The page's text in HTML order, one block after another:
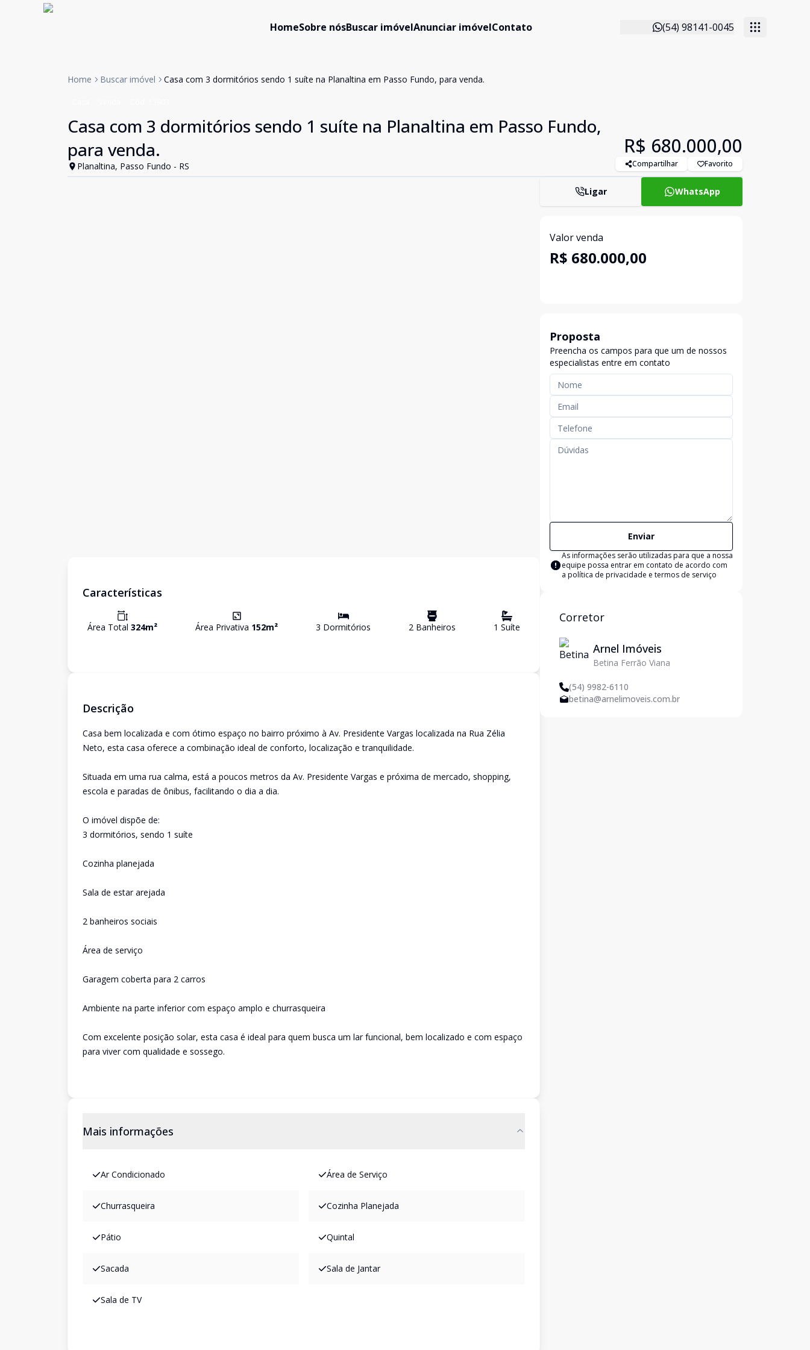
HomeSobre nósBuscar imóvelAnunciar imóvelContato (54) 98141-0045
Home Buscar imóvel Casa com 3 dormitórios sendo 1 suíte na Planaltina em Passo Fundo, para venda.
Casa com 3 dormitórios sendo 1 suíte na Planaltina em Passo Fundo,
para venda.
Planaltina, Passo Fundo - RS
R$ 680.000,00
Compartilhar Favorito
Características
Área Total 324m² Área Privativa 152m² 3 Dormitórios 2 Banheiros 1 Suíte
Descrição
Casa bem localizada e com ótimo espaço no bairro próximo à Av. Presidente Vargas localizada na Rua Zélia
Neto, esta casa oferece a combinação ideal de conforto, localização e tranquilidade.
Situada em uma rua calma, está a poucos metros da Av. Presidente Vargas e próxima de mercado, shopping,
escola e paradas de ônibus, facilitando o dia a dia.
O imóvel dispõe de:
3 dormitórios, sendo 1 suíte
Cozinha planejada
Sala de estar arejada
2 banheiros sociais
Área de serviço
Garagem coberta para 2 carros
Ambiente na parte inferior com espaço amplo e churrasqueira
Com excelente posição solar, esta casa é ideal para quem busca um lar funcional, bem localizado e com espaço
para viver com qualidade e sossego.
Mais informações
Ar Condicionado Área de Serviço
Churrasqueira Cozinha Planejada
Pátio Quintal
Sacada Sala de Jantar
Sala de TV
Ligar WhatsApp
Valor venda
R$ 680.000,00
Proposta
Preencha os campos para que um de nossos
especialistas entre em contato
Enviar
As informações serão utilizadas para que a nossa
equipe possa entrar em contato de acordo com
a política de privacidade e termos de serviço
Corretor
Arnel Imóveis
Betina Ferrão Viana
(54) 9982-6110
betina@arnelimoveis.com.br